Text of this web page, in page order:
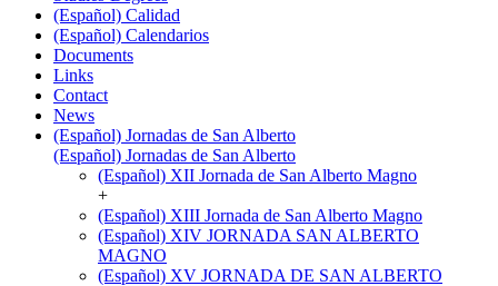
(Español) Calidad
(Español) Calendarios
Documents
Links
Contact
News
(Español) Jornadas de San Alberto
(Español) Jornadas de San Alberto
(Español) XII Jornada de San Alberto Magno
+
(Español) XIII Jornada de San Alberto Magno
(Español) XIV JORNADA SAN ALBERTO
MAGNO
(Español) XV JORNADA DE SAN ALBERTO